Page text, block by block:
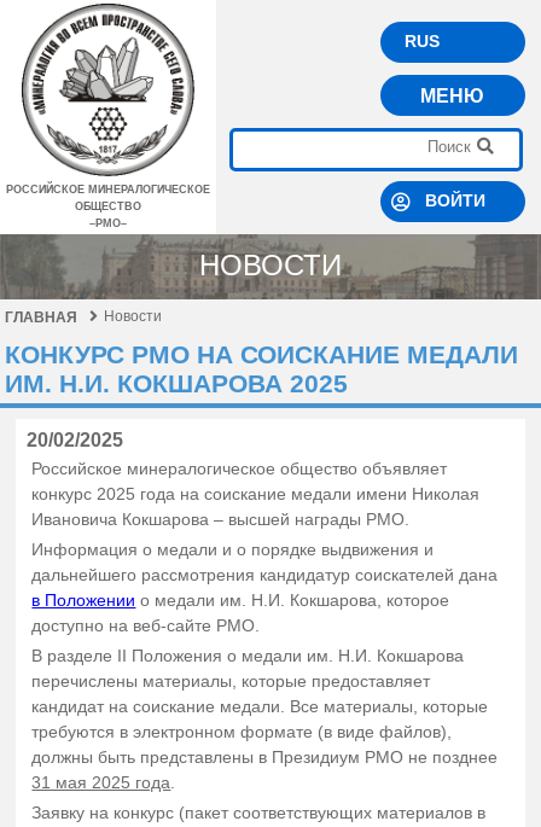
РОССИЙСКОЕ МИНЕРАЛОГИЧЕСКОЕ
ОБЩЕСТВО
–РМО–
RUS
МЕНЮ
ВОЙТИ
НОВОСТИ
ГЛАВНАЯ Новости
КОНКУРС РМО НА СОИСКАНИЕ МЕДАЛИ
ИМ. Н.И. КОКШАРОВА 2025
20/02/2025
Российское минералогическое общество объявляет
конкурс 2025 года на соискание медали имени Николая
Ивановича Кокшарова – высшей награды РМО.
Информация о медали и о порядке выдвижения и
дальнейшего рассмотрения кандидатур соискателей дана
в Положении о медали им. Н.И. Кокшарова, которое
доступно на веб-сайте РМО.
В разделе II Положения о медали им. Н.И. Кокшарова
перечислены материалы, которые предоставляет
кандидат на соискание медали. Все материалы, которые
требуются в электронном формате (в виде файлов),
должны быть представлены в Президиум РМО не позднее
31 мая 2025 года.
Заявку на конкурс (пакет соответствующих материалов в